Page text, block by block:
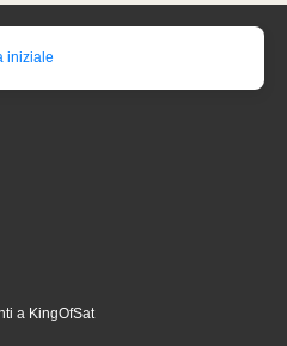
iniziale
a KingOfSat